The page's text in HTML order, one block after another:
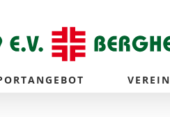
VEREIN